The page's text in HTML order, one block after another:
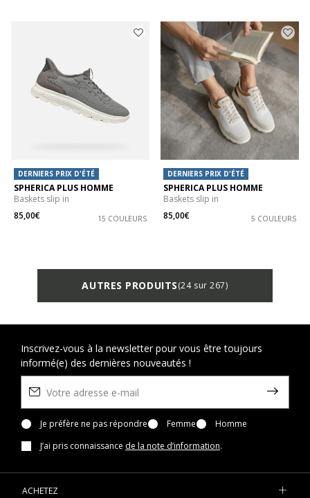
DERNIERS PRIX D'ÉTÉ
SPHERICA PLUS HOMME
Baskets slip in
85,00€
15 COULEURS
DERNIERS PRIX D'ÉTÉ
SPHERICA PLUS HOMME
Baskets slip in
85,00€
5 COULEURS
AUTRES PRODUITS(24 sur 267)
Inscrivez-vous à la newsletter pour vous être toujours
informé(e) des dernières nouveautés !
Je préfère ne pas répondre Femme
Homme
J’ai pris connaissance de la note d’information.
ACHETEZ